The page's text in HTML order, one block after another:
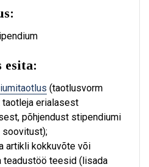
esita:
(taotlusvorm
erialasest
põhjendust stipendiumi
soovitust);
artikli kokkuvõte või
teadustöö teesid (lisada